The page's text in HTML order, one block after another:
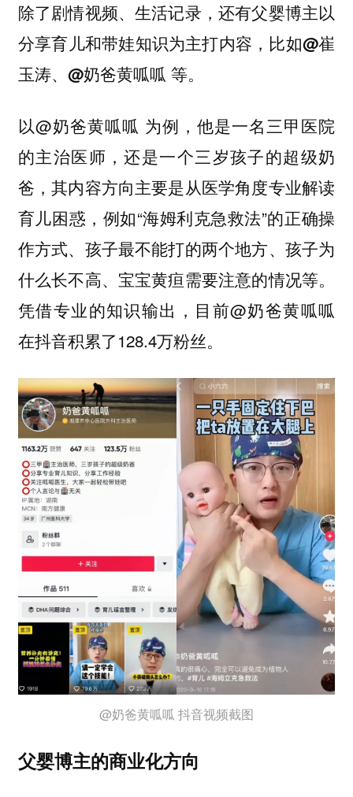
除了剧情视频、生活记录，还有父婴博主以
分享育儿和带娃知识为主打内容，比如@崔
玉涛、@奶爸黄呱呱 等。
以@奶爸黄呱呱 为例，他是一名三甲医院
的主治医师，还是一个三岁孩子的超级奶
爸，其内容方向主要是从医学角度专业解读
育儿困惑，例如“海姆利克急救法”的正确操
作方式、孩子最不能打的两个地方、孩子为
什么长不高、宝宝黄疸需要注意的情况等。
凭借专业的知识输出，目前@奶爸黄呱呱
在抖音积累了128.4万粉丝。
@奶爸黄呱呱 抖音视频截图
父婴博主的商业化方向